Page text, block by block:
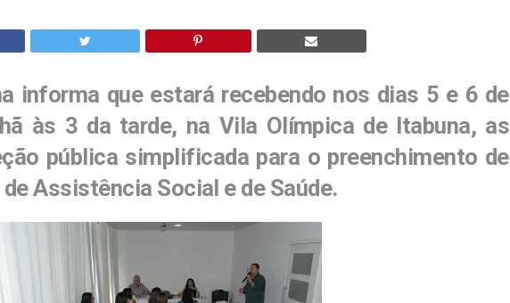
informa que estará recebendo nos dias 5 e 6 de
às 3 da tarde, na Vila Olímpica de Itabuna, as
pública simplificada para o preenchimento de
Assistência Social e de Saúde.